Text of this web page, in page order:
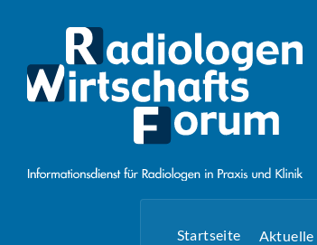
Startseite Aktuelle